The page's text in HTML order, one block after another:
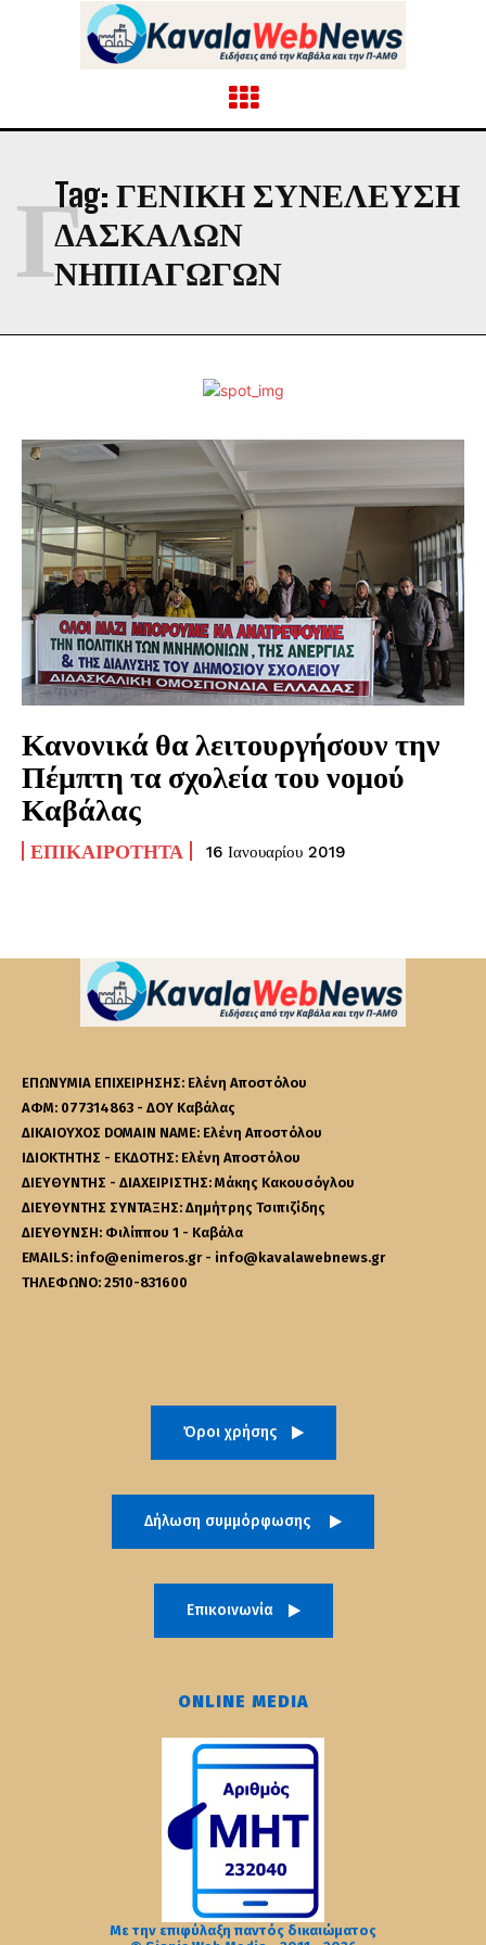
Tag: ΓΕΝΙΚΗ ΣΥΝΕΛΕΥΣΗ
ΔΑΣΚΑΛΩΝ
ΝΗΠΙΑΓΩΓΩΝ
Γ
Κανονικά θα λειτουργήσουν την
Πέμπτη τα σχολεία του νομού
Καβάλας
ΕΠΙΚΑΙΡΌΤΗΤΑ 16 Ιανουαρίου 2019
ΕΠΩΝΥΜΙΑ ΕΠΙΧΕΙΡΗΣΗΣ: Ελένη Αποστόλου
ΑΦΜ: 077314863 - ΔΟΥ Καβάλας
ΔΙΚΑΙΟΥΧΟΣ DOMAIN NAME: Ελένη Αποστόλου
ΙΔΙΟΚΤΗΤΗΣ - ΕΚΔΟΤΗΣ: Ελένη Αποστόλου
ΔΙΕΥΘΥΝΤΗΣ - ΔΙΑΧΕΙΡΙΣΤΗΣ: Μάκης Κακουσόγλου
ΔΙΕΥΘΥΝΤΗΣ ΣΥΝΤΑΞΗΣ: Δημήτρης Τσιπιζίδης
ΔΙΕΥΘΥΝΣΗ: Φιλίππου 1 - Καβάλα
EMAILS: info@enimeros.gr - info@kavalawebnews.gr
ΤΗΛΕΦΩΝΟ: 2510-831600
Όροι χρήσης
Δήλωση συμμόρφωσης
Επικοινωνία
ONLINE MEDIA
Με την επιφύλαξη παντός δικαιώματος